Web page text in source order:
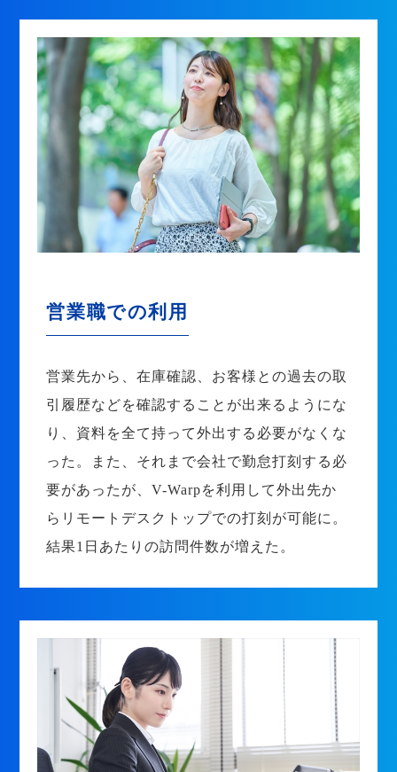
営業職での利用
営業先から、在庫確認、お客様との過去の取
引履歴などを確認することが出来るようにな
り、資料を全て持って外出する必要がなくな
った。また、それまで会社で勤怠打刻する必
要があったが、V-Warpを利用して外出先か
らリモートデスクトップでの打刻が可能に。
結果1日あたりの訪問件数が増えた。